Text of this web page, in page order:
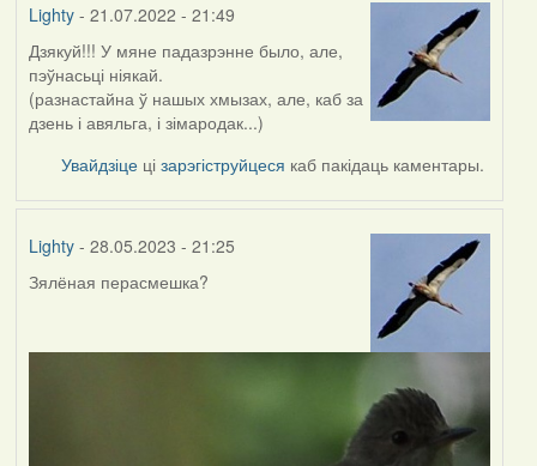
Lighty- 21.07.2022 - 21:49
Дзякуй!!! У мяне падазрэнне было, але,
пэўнасьці ніякай.
(разнастайна ў нашых хмызах, але, каб за
дзень і авяльга, і зімародак...)
Увайдзіце цізарэгіструйцеся каб пакідаць каментары.
Lighty- 28.05.2023 - 21:25
Зялёная перасмешка?